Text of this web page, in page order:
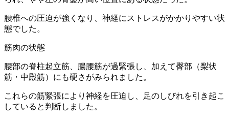
腰椎への圧迫が強くなり、神経にストレスがかかりやすい状
態でした。
筋肉の状態
腰部の脊柱起立筋、腸腰筋が過緊張し、加えて臀部（梨状
筋・中殿筋）にも硬さがみられました。
これらの筋緊張により神経を圧迫し、足のしびれを引き起こ
していると判断しました。